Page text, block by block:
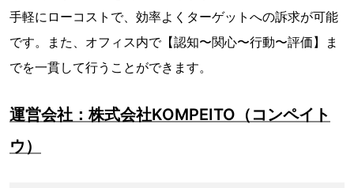
手軽にローコストで、効率よくターゲットへの訴求が可能
です。また、オフィス内で【認知〜関心〜行動〜評価】ま
でを一貫して行うことができます。
運営会社：株式会社KOMPEITO（コンペイト
ウ）